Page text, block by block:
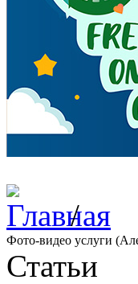
/
Фото-видео услуги
Статьи